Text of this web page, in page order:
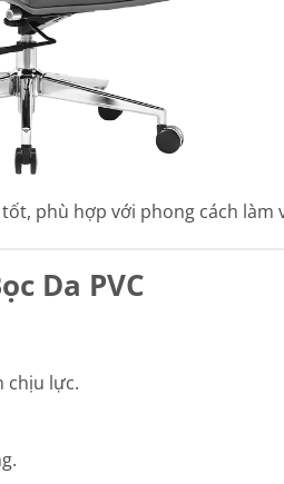
phù hợp với phong cách làm
Da PVC
chịu lực.